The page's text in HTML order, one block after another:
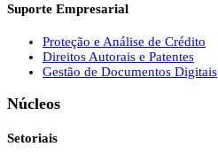
Suporte Empresarial
Proteção e Análise de Crédito
Direitos Autorais e Patentes
Gestão de Documentos Digitais
Núcleos
Setoriais